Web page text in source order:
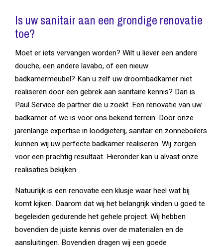
Is uw sanitair aan een grondige renovatie
toe?
Moet er iets vervangen worden? Wilt u liever een andere
douche, een andere lavabo, of een nieuw
badkamermeubel? Kan u zelf uw droombadkamer niet
realiseren door een gebrek aan sanitaire kennis? Dan is
Paul Service de partner die u zoekt. Een renovatie van uw
badkamer of wc is voor ons bekend terrein. Door onze
jarenlange expertise in loodgieterij, sanitair en zonneboilers
kunnen wij uw perfecte badkamer realiseren. Wij zorgen
voor een prachtig resultaat. Hieronder kan u alvast onze
realisaties bekijken.
Natuurlijk is een renovatie een klusje waar heel wat bij
komt kijken. Daarom dat wij het belangrijk vinden u goed te
begeleiden gedurende het gehele project. Wij hebben
bovendien de juiste kennis over de materialen en de
aansluitingen. Bovendien dragen wij een goede